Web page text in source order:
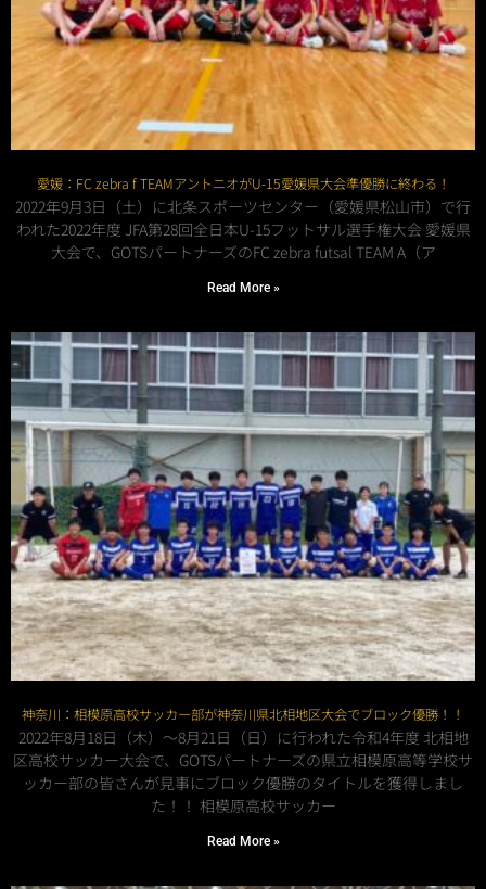
愛媛：FC zebra f TEAMアントニオがU-15愛媛県大会準優勝に終わる！
2022年9月3日（土）に北条スポーツセンター（愛媛県松山市）で行
われた2022年度 JFA第28回全日本U-15フットサル選手権大会 愛媛県
大会で、GOTSパートナーズのFC zebra futsal TEAM A（ア
Read More »
神奈川：相模原高校サッカー部が神奈川県北相地区大会でブロック優勝！！
2022年8月18日（木）～8月21日（日）に行われた令和4年度 北相地
区高校サッカー大会で、GOTSパートナーズの県立相模原高等学校サ
ッカー部の皆さんが見事にブロック優勝のタイトルを獲得しまし
た！！ 相模原高校サッカー
Read More »